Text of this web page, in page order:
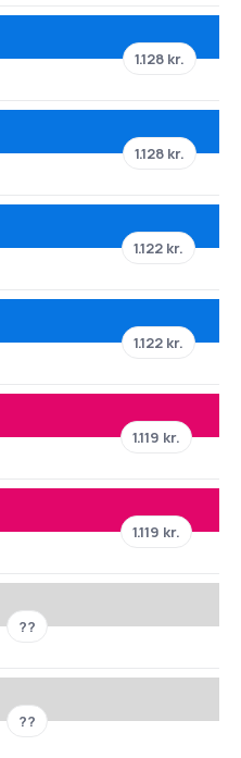
1.128 kr.
1.128 kr.
1.122 kr.
1.122 kr.
1.119 kr.
1.119 kr.
??
??